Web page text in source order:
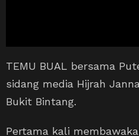
TEMU BUAL bersama
sidang media Hijrah
Bukit Bintang.
Pertama kali